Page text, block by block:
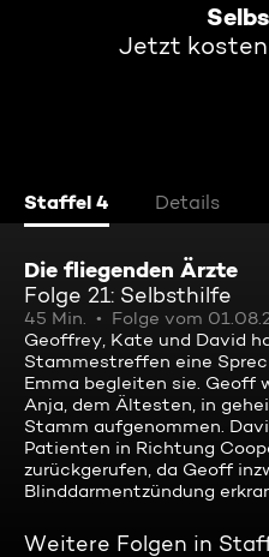
Jetzt
Staffel 4 Details
Die fliegenden Ärzte
Folge 21: Selbsthilfe
45 Min. Folge vom
Geoffrey, Kate und David
Stammestreffen eine
Emma begleiten sie. Geoff
Anja, dem Ältesten, in
Stamm aufgenommen.
Patienten in Richtung
zurückgerufen, da Geoff
Blinddarmentzündung
Weitere Folgen in